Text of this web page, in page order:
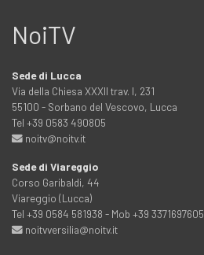
NoiTV
Sede di Lucca
Via della Chiesa XXXII trav. I, 231
55100 - Sorbano del Vescovo, Lucca
Tel +39 0583 490805
noitv@noitv.it
Sede di Viareggio
Corso Garibaldi, 44
Viareggio (Lucca)
Tel +39 0584 581938 - Mob +39 3371697605
noitvversilia@noitv.it